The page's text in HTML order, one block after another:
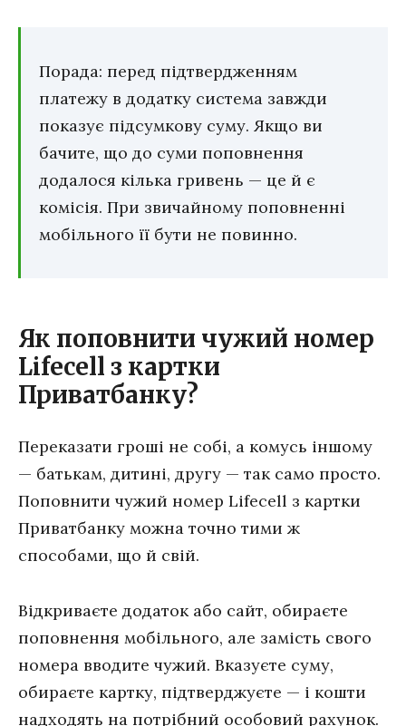
Порада: перед підтвердженням
платежу в додатку система завжди
показує підсумкову суму. Якщо ви
бачите, що до суми поповнення
додалося кілька гривень — це й є
комісія. При звичайному поповненні
мобільного її бути не повинно.
Як поповнити чужий номер
Lifecell з картки
Приватбанку?
Переказати гроші не собі, а комусь іншому
— батькам, дитині, другу — так само просто.
Поповнити чужий номер Lifecell з картки
Приватбанку можна точно тими ж
способами, що й свій.
Відкриваєте додаток або сайт, обираєте
поповнення мобільного, але замість свого
номера вводите чужий. Вказуєте суму,
обираєте картку, підтверджуєте — і кошти
надходять на потрібний особовий рахунок.